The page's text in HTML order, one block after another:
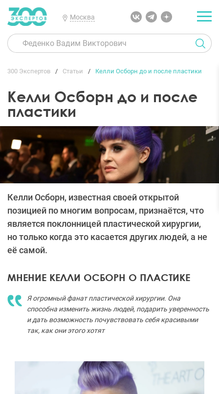
Москва
300 Экспертов Статьи Келли Осборн до и после пластики
Келли Осборн до и после
пластики
Келли Осборн, известная своей открытой
позицией по многим вопросам, признаётся, что
является поклонницей пластической хирургии,
но только когда это касается других людей, а не
её самой.
МНЕНИЕ КЕЛЛИ ОСБОРН О ПЛАСТИКЕ
Я огромный фанат пластической хирургии. Она
способна изменить жизнь людей, подарить уверенность
и дать возможность почувствовать себя красивыми
так, как они этого хотят